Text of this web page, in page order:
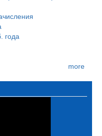
года
more